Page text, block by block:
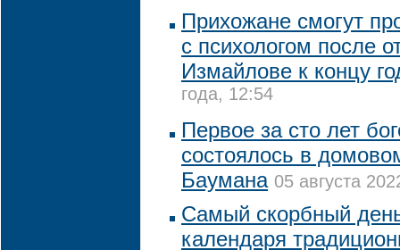
Прихожане смогут
с психологом после
Измайлове к концу
года, 12:54
Первое за сто лет
состоялось в
Баумана 05 августа
Самый скорбный
календаря